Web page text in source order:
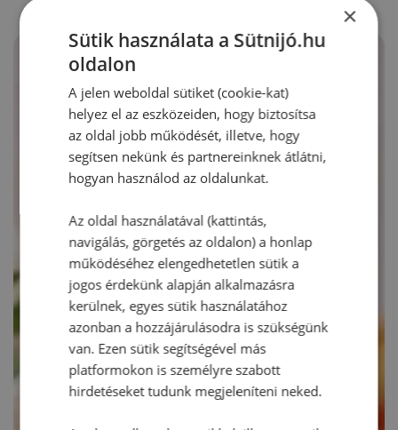
×
Sütik használata a Sütnijó.hu
oldalon
A jelen weboldal sütiket (cookie-kat)
helyez el az eszközeiden, hogy biztosítsa
az oldal jobb működését, illetve, hogy
segítsen nekünk és partnereinknek átlátni,
hogyan használod az oldalunkat.
Az oldal használatával (kattintás,
navigálás, görgetés az oldalon) a honlap
működéséhez elengedhetetlen sütik a
jogos érdekünk alapján alkalmazásra
kerülnek, egyes sütik használatához
azonban a hozzájárulásodra is szükségünk
van. Ezen sütik segítségével más
platformokon is személyre szabott
hirdetéseket tudunk megjeleníteni neked.